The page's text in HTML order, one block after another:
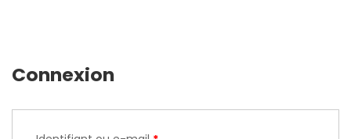
Connexion